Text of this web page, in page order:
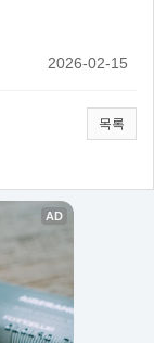
2026-02-15
목록